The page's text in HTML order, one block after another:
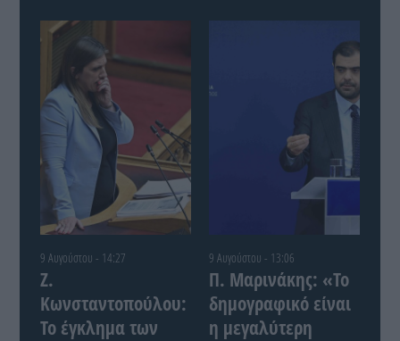
9 Αυγούστου - 14:27
Ζ.
Κωνσταντοπούλου:
Το έγκλημα των
9 Αυγούστου - 13:06
Π. Μαρινάκης: «Το
δημογραφικό είναι
η μεγαλύτερη